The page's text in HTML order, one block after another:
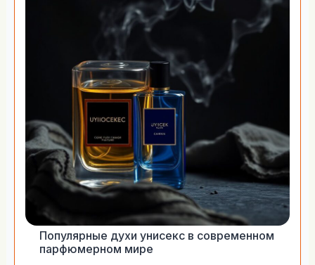
Популярные духи унисекс в современном
парфюмерном мире